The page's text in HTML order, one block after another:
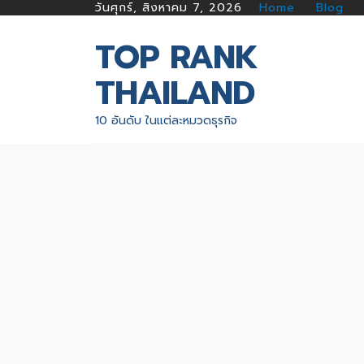
วันศุกร์, สิงหาคม 7, 2026 Home Blog
TOP RANK
THAILAND
10 อันดับ ในแต่ละหมวดธุรกิจ